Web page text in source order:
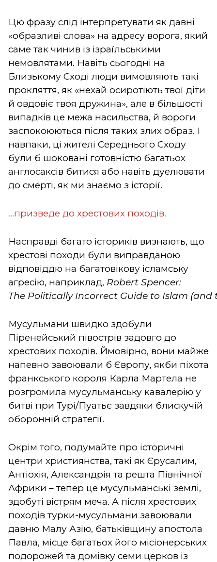
Цю фразу слід інтерпретувати як давні
«образливі слова» на адресу ворога, який
саме так чинив із ізраїльськими
немовлятами. Навіть сьогодні на
Близькому Сході люди вимовляють такі
прокляття, як «нехай осиротіють твої діти
й овдовіє твоя дружина», але в більшості
випадків це межа насильства, й вороги
заспокоюються після таких злих образ. І
навпаки, ці жителі Середнього Сходу
були б шоковані готовністю багатьох
англосаксів битися або навіть дуелювати
до смерті, як ми знаємо з історії.
...призведе до хрестових походів.
Насправді багато істориків визнають, що
хрестові походи були виправданою
відповіддю на багатовікову ісламську
агресію, наприклад, Robert Spencer:
The PoliticallyIncorrect Guide to Islam (and
Мусульмани швидко здобули
Піренейський півострів задовго до
хрестових походів. Ймовірно, вони майже
напевно завоювали б Європу, якби піхота
франкського короля Карла Мартела не
розгромила мусульманську кавалерію у
битві при Турі/Пуатьє завдяки блискучій
оборонній стратегії.
Окрім того, подумайте про історичні
центри християнства, такі як Єрусалим,
Антіохія, Александрія та решта Північної
Африки – тепер це мусульманські землі,
здобуті вістрям меча. А після хрестових
походів турки-мусульмани завоювали
давню Малу Азію, батьківщину апостола
Павла, місце багатьох його місіонерських
подорожей та домівку семи церков із